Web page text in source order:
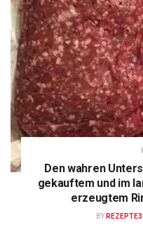
Den wahren
gekauftem und im
erzeugtem
BY